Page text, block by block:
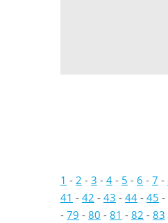
1 - 2 - 3 - 4 - 5 - 6 - 7 -
41 - 42 - 43 - 44 - 45 -
- 79 - 80 - 81 - 82 - 83